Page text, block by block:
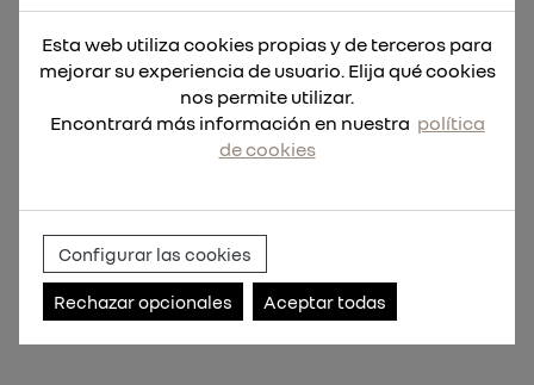
Esta web utiliza cookies propias y de terceros para
mejorar su experiencia de usuario. Elija qué cookies
nos permite utilizar.
Encontrará más información en nuestra política
de cookies
Configurar las cookies
Rechazar opcionales Aceptar todas